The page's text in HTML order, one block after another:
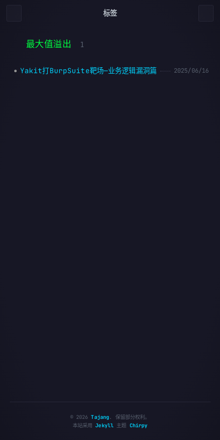
标签
最大值溢出 1
Yakit打BurpSuite靶场—业务逻辑漏洞篇 2025/06/16
© 2026 Tajang . 保留部分权利。
本站采用Jekyll 主题 Chirpy